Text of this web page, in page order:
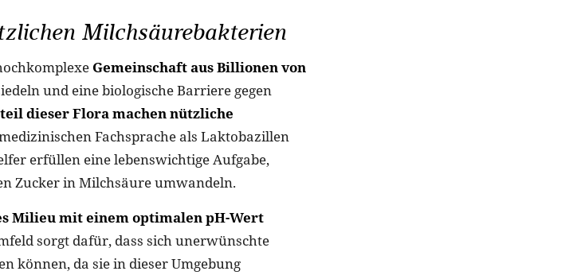
Milchsäurebakterien
Gemeinschaft aus Billionen von
und eine biologische Barriere gegen
dieser Flora machen nützliche
Fachsprache als Laktobazillen
erfüllen eine lebenswichtige Aufgabe,
Zucker in Milchsäure umwandeln.
Milieu mit einem optimalen pH-Wert
sorgt dafür, dass sich unerwünschte
können, da sie in dieser Umgebung